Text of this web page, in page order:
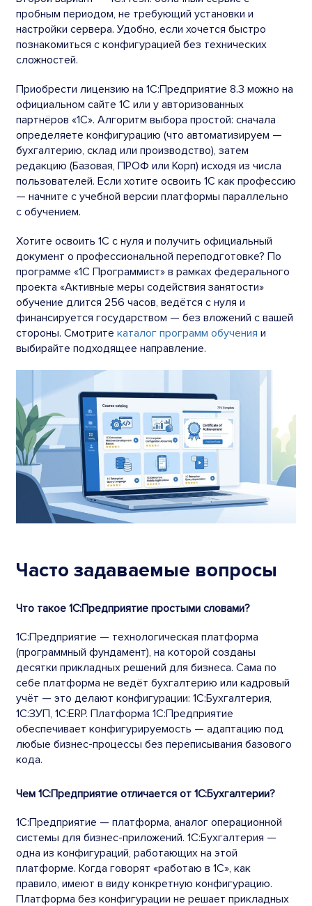
пробным периодом, не требующий установки и
настройки сервера. Удобно, если хочется быстро
познакомиться с конфигурацией без технических
сложностей.
Приобрести лицензию на 1С:Предприятие 8.3 можно на
официальном сайте 1С или у авторизованных
партнёров «1С». Алгоритм выбора простой: сначала
определяете конфигурацию (что автоматизируем —
бухгалтерию, склад или производство), затем
редакцию (Базовая, ПРОФ или Корп) исходя из числа
пользователей. Если хотите освоить 1С как профессию
— начните с учебной версии платформы параллельно
с обучением.
Хотите освоить 1С с нуля и получить официальный
документ о профессиональной переподготовке? По
программе «1С Программист» в рамках федерального
проекта «Активные меры содействия занятости»
обучение длится 256 часов, ведётся с нуля и
финансируется государством — без вложений с вашей
стороны. Смотрите каталог программ обучения и
выбирайте подходящее направление.
Часто задаваемые вопросы
Что такое 1С:Предприятие простыми словами?
1С:Предприятие — технологическая платформа
(программный фундамент), на которой созданы
десятки прикладных решений для бизнеса. Сама по
себе платформа не ведёт бухгалтерию или кадровый
учёт — это делают конфигурации: 1С:Бухгалтерия,
1С:ЗУП, 1С:ERP. Платформа 1С:Предприятие
обеспечивает конфигурируемость — адаптацию под
любые бизнес-процессы без переписывания базового
кода.
Чем 1С:Предприятие отличается от 1С:Бухгалтерии?
1С:Предприятие — платформа, аналог операционной
системы для бизнес-приложений. 1С:Бухгалтерия —
одна из конфигураций, работающих на этой
платформе. Когда говорят «работаю в 1С», как
правило, имеют в виду конкретную конфигурацию.
Платформа без конфигурации не решает прикладных